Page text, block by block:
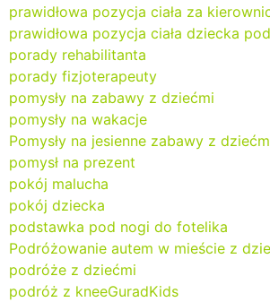
prawidłowa pozycja ciała za
prawidłowa pozycja ciała dziecka
porady rehabilitanta
porady fizjoterapeuty
pomysły na zabawy z dziećmi
pomysły na wakacje
Pomysły na jesienne zabawy z
pomysł na prezent
pokój malucha
pokój dziecka
podstawka pod nogi do fotelika
Podróżowanie autem w mieście z
podróże z dziećmi
podróż z kneeGuradKids